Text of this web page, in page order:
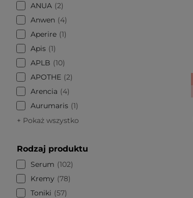
ANUA 2
Anwen
4
Aperire 1
Apis 1
APLB
10
APOTHE 2
Arencia
4
Aurumaris 1
+ Pokaż wszystko
Rodzaj produktu
Serum
102
Kremy
78
Toniki
57